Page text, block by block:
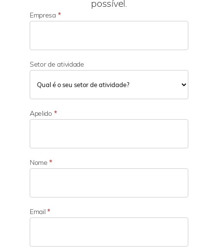
possível.
Empresa *
Setor de atividade
e
t
e
a
i
d
Apelido *
Nome*
Email*